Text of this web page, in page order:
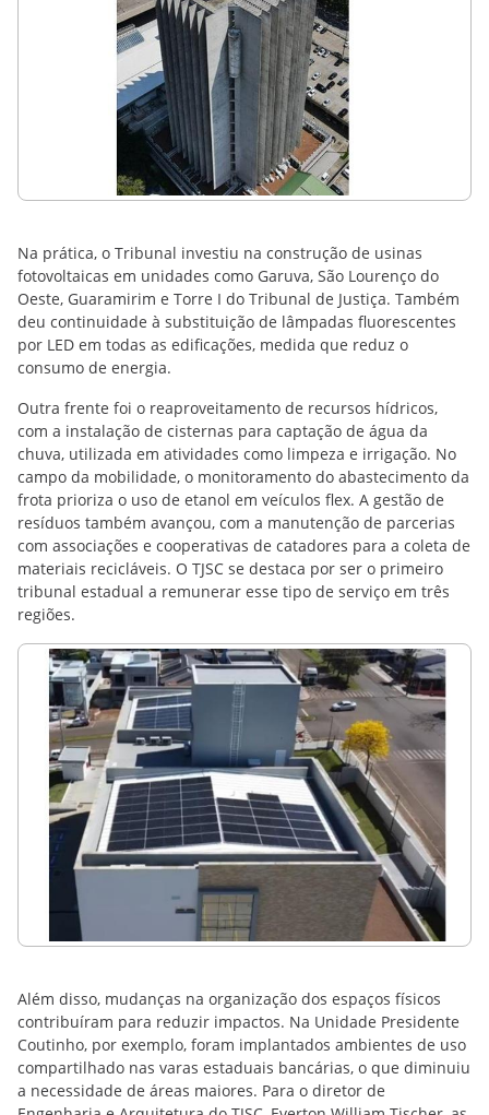
Na prática, o Tribunal investiu na construção de usinas
fotovoltaicas em unidades como Garuva, São Lourenço do
Oeste, Guaramirim e Torre I do Tribunal de Justiça. Também
deu continuidade à substituição de lâmpadas fluorescentes
por LED em todas as edificações, medida que reduz o
consumo de energia.
Outra frente foi o reaproveitamento de recursos hídricos,
com a instalação de cisternas para captação de água da
chuva, utilizada em atividades como limpeza e irrigação. No
campo da mobilidade, o monitoramento do abastecimento da
frota prioriza o uso de etanol em veículos flex. A gestão de
resíduos também avançou, com a manutenção de parcerias
com associações e cooperativas de catadores para a coleta de
materiais recicláveis. O TJSC se destaca por ser o primeiro
tribunal estadual a remunerar esse tipo de serviço em três
regiões.
Além disso, mudanças na organização dos espaços físicos
contribuíram para reduzir impactos. Na Unidade Presidente
Coutinho, por exemplo, foram implantados ambientes de uso
compartilhado nas varas estaduais bancárias, o que diminuiu
a necessidade de áreas maiores. Para o diretor de